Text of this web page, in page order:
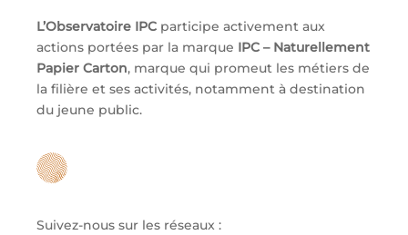
L’Observatoire IPC participe activement aux
actions portées par la marque IPC – Naturellement
Papier Carton, marque qui promeut les métiers de
la filière et ses activités, notamment à destination
du jeune public.
Suivez-nous sur les réseaux :